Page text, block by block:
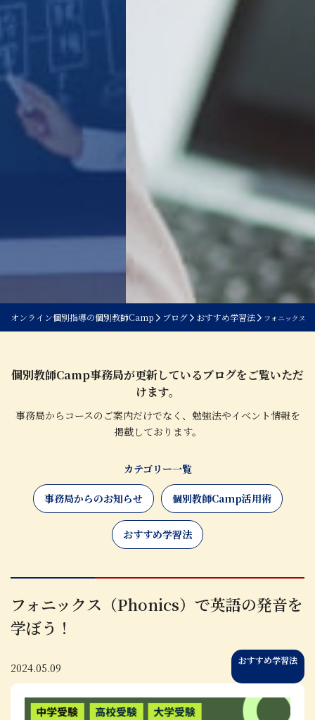
オンライン個別指導の個別教師Camp ブログ おすすめ学習法 フォニックス
個別教師Camp事務局が更新しているブログをご覧いただ
けます。
事務局からコースのご案内だけでなく、勉強法やイベント情報を
掲載しております。
カテゴリー一覧
事務局からのお知らせ 個別教師Camp活用術
おすすめ学習法
フォニックス（Phonics）で英語の発音を
学ぼう！
2024.05.09
おすすめ学習法